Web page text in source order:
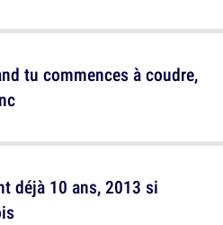
tu commences à coudre,
déjà 10 ans, 2013 si